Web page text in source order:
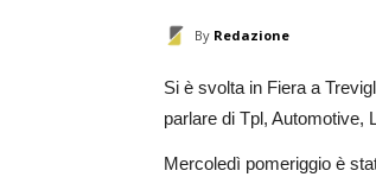
By Redazione
Si è svolta in Fiera a
parlare di Tpl, Automotive,
Mercoledì pomeriggio è